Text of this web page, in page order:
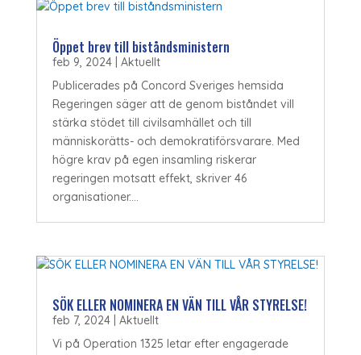
Öppet brev till biståndsministern
feb 9, 2024| Aktuellt
Publicerades på Concord Sveriges hemsida
Regeringen säger att de genom biståndet vill
stärka stödet till civilsamhället och till
människorätts- och demokratiförsvarare. Med
högre krav på egen insamling riskerar
regeringen motsatt effekt, skriver 46
organisationer....
SÖK ELLER NOMINERA EN VÄN TILL VÅR STYRELSE!
feb 7, 2024| Aktuellt
Vi på Operation 1325 letar efter engagerade